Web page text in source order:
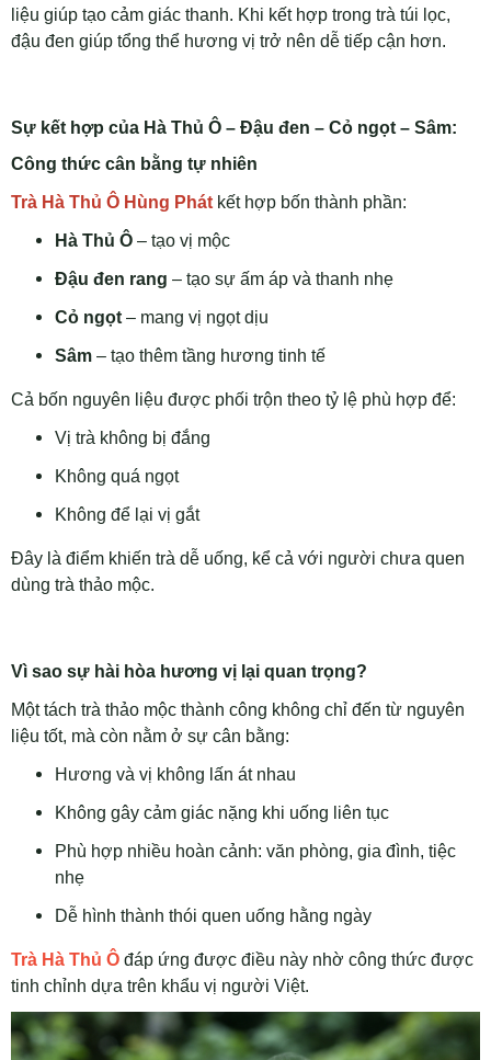
liệu giúp tạo cảm giác thanh. Khi kết hợp trong trà túi lọc,
đậu đen giúp tổng thể hương vị trở nên dễ tiếp cận hơn.
Sự kết hợp của Hà Thủ Ô – Đậu đen – Cỏ ngọt – Sâm:
Công thức cân bằng tự nhiên
Trà Hà Thủ Ô Hùng Phát kết hợp bốn thành phần:
Hà Thủ Ô – tạo vị mộc
Đậu đen rang – tạo sự ấm áp và thanh nhẹ
Cỏ ngọt – mang vị ngọt dịu
Sâm – tạo thêm tầng hương tinh tế
Cả bốn nguyên liệu được phối trộn theo tỷ lệ phù hợp để:
Vị trà không bị đắng
Không quá ngọt
Không để lại vị gắt
Đây là điểm khiến trà dễ uống, kể cả với người chưa quen
dùng trà thảo mộc.
Vì sao sự hài hòa hương vị lại quan trọng?
Một tách trà thảo mộc thành công không chỉ đến từ nguyên
liệu tốt, mà còn nằm ở sự cân bằng:
Hương và vị không lấn át nhau
Không gây cảm giác nặng khi uống liên tục
Phù hợp nhiều hoàn cảnh: văn phòng, gia đình, tiệc
nhẹ
Dễ hình thành thói quen uống hằng ngày
Trà Hà Thủ Ô đáp ứng được điều này nhờ công thức được
tinh chỉnh dựa trên khẩu vị người Việt.